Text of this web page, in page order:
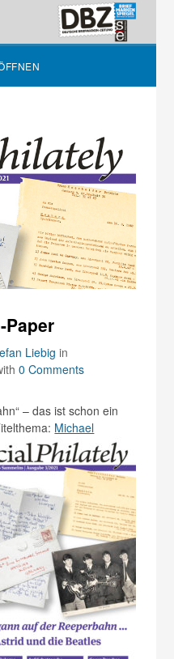
Paper
Liebig in
0 Comments
– das ist schon ein
Michael